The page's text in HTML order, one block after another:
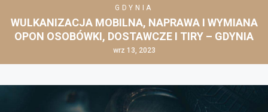
GDYNIA
WULKANIZACJA MOBILNA, NAPRAWA I WYMIANA
OPON OSOBÓWKI, DOSTAWCZE I TIRY – GDYNIA
wrz 13, 2023